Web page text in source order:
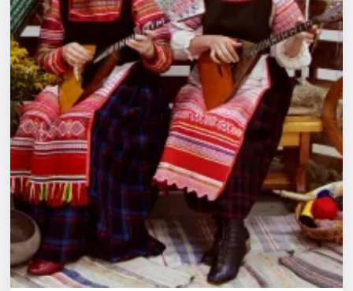
Города
Площадки
Артисты
Рейтинги